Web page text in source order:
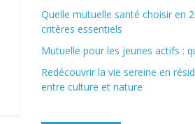
Quelle mutuelle santé choisir en
critères essentiels
Mutuelle pour les jeunes actifs :
Redécouvrir la vie sereine en
entre culture et nature